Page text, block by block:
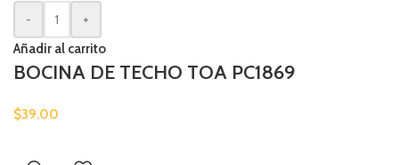
-
+
Añadir al carrito
BOCINA DE TECHO TOA PC1869
$39.00